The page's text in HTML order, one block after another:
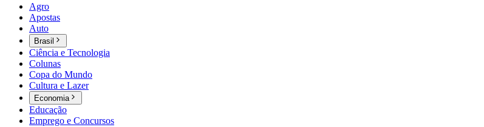
Agro
Apostas
Auto
Brasil
Ciência e Tecnologia
Colunas
Copa do Mundo
Cultura e Lazer
Economia
Educação
Emprego e Concursos